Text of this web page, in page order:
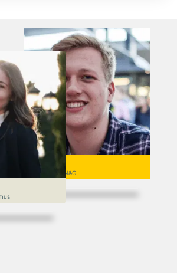
Niek
VWO 6, N&T/N&G